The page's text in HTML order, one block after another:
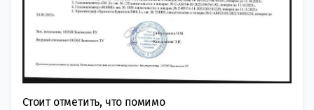
Стоит отметить, что помимо